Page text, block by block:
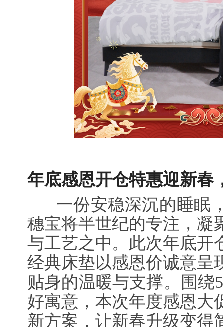
年底感恩开仓特惠迎新春
一份安稳深沉的睡眠
穗宝将半世纪的专注，凝
与工艺之中。此次年底开
经典床垫以感恩价诚意呈
贴身的温暖与支撑。围绕
好寓意，本次年度感恩大
新方案，让新春升级变得